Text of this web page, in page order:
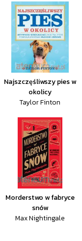
Najszczęśliwszy pies w
okolicy
Taylor Finton
Morderstwo w fabryce
snów
Max Nightingale